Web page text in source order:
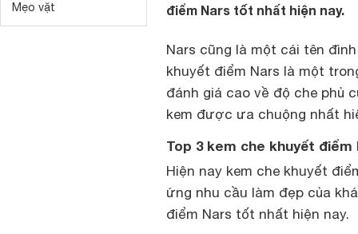
Mẹo vặt
điểm Nars tốt nhất hiện nay.
Nars cũng là một cái tên
khuyết điểm Nars là một
đánh giá cao về độ che phủ
kem được ưa chuộng nhất
Top 3 kem che khuyết
Hiện nay kem che khuyết
ứng nhu cầu làm đẹp của
điểm Nars tốt nhất hiện nay.